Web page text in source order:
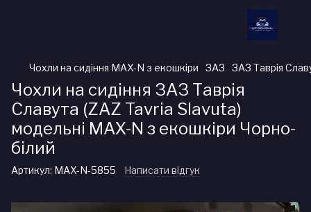
Чохли на сидіння MAX-N з екошкіри ЗАЗ ЗАЗ Таврія
Чохли на сидіння ЗАЗ Таврія
Славута (ZAZ Tavria Slavuta)
модельні MAX-N з екошкіри Чорно-
білий
Артикул: MAX-N-5855 Написати відгук